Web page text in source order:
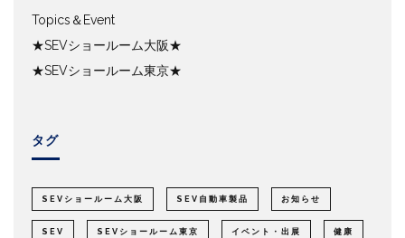
Topics＆Event
★SEVショールーム大阪★
★SEVショールーム東京★
タグ
SEVショールーム大阪 SEV自動車製品 お知らせ
SEV SEVショールーム東京 イベント・出展 健康